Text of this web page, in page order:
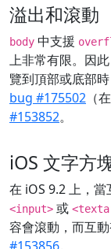
溢出和滾動
body 中支援
上非常有限。因
覽到頂部或底部時
bug #175502 （
#153852。
iOS 文字方
在 iOS 9.2 上，
<input> 或
容會滾動，而互